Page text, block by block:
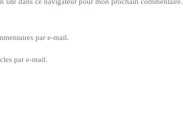
site dans ce navigateur pour mon prochain commentaire.
par e-mail.
par e-mail.